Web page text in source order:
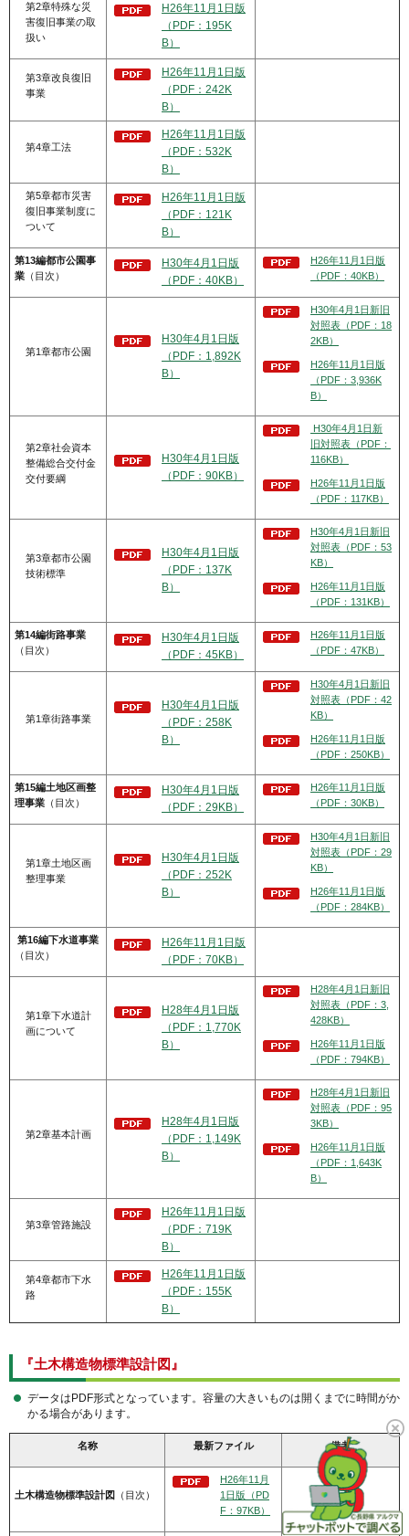
第2章特殊な災
害復旧事業の取
扱い
H26年11月1日版
（PDF：195K
B）
第3章改良復旧
事業
H26年11月1日版
（PDF：242K
B）
第4章工法
H26年11月1日版
（PDF：532K
B）
第5章都市災害
復旧事業制度に
ついて
H26年11月1日版
（PDF：121K
B）
第13編都市公園事
業 （目次）
H30年4月1日版
（PDF：40KB）
H26年11月1日版
（PDF：40KB）
第1章都市公園
H30年4月1日版
（PDF：1,892K
B）
H30年4月1日新旧
対照表（PDF：18
2KB）
H26年11月1日版
（PDF：3,936K
B）
第2章社会資本
整備総合交付金
交付要綱
H30年4月1日版
（PDF：90KB）
H30年4月1日新
旧対照表（PDF：
116KB）
H26年11月1日版
（PDF：117KB）
第3章都市公園
技術標準
H30年4月1日版
（PDF：137K
B）
H30年4月1日新旧
対照表（PDF：53
KB）
H26年11月1日版
（PDF：131KB）
第14編街路事業
（目次）
H30年4月1日版
（PDF：45KB）
H26年11月1日版
（PDF：47KB）
第1章街路事業
H30年4月1日版
（PDF：258K
B）
H30年4月1日新旧
対照表（PDF：42
KB）
H26年11月1日版
（PDF：250KB）
第15編土地区画整
理事業 （目次）
H30年4月1日版
（PDF：29KB）
H26年11月1日版
（PDF：30KB）
第1章土地区画
整理事業
H30年4月1日版
（PDF：252K
B）
H30年4月1日新旧
対照表（PDF：29
KB）
H26年11月1日版
（PDF：284KB）
第16編下水道事業
（目次）
H26年11月1日版
（PDF：70KB）
第1章下水道計
画について
H28年4月1日版
（PDF：1,770K
B）
H28年4月1日新旧
対照表（PDF：3,
428KB）
H26年11月1日版
（PDF：794KB）
第2章基本計画
H28年4月1日版
（PDF：1,149K
B）
H28年4月1日新旧
対照表（PDF：95
3KB）
H26年11月1日版
（PDF：1,643K
B）
第3章管路施設
H26年11月1日版
（PDF：719K
B）
第4章都市下水
路
H26年11月1日版
（PDF：155K
B）
『土木構造物標準設計図 』
データはPDF形式となっています。容量の大きいものは開くまでに時間がか
かる場合があります。
名称 最新ファイル 備考
土木構造物標準設計図 （目次）
H26年11月
1日版（PD
F：97KB）